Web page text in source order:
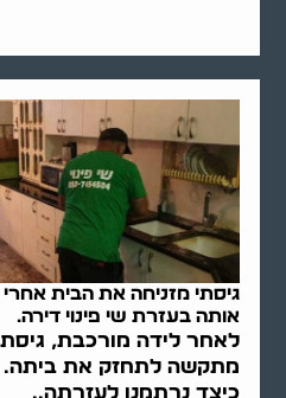
גיסתי מזניחה את הבית
אותה בעזרת שי פינוי דירה.
לאחר לידה מורכבת,
מתקשה לתחזק את
כיצד נרתמנו לעזרתה..